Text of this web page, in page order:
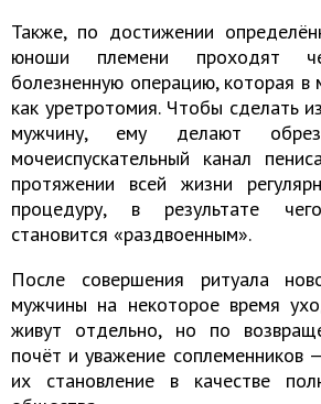
Также, по достижении
юноши племени проходят
болезненную операцию, которая в
как уретротомия. Чтобы сделать
мужчину, ему делают
мочеиспускательный канал
протяжении всей жизни
процедуру, в результате
становится «раздвоенным».
После совершения ритуала
мужчины на некоторое время
живут отдельно, но по
почёт и уважение соплеменников
их становление в качестве